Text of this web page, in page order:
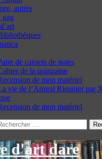
autres
gag
de carnets de notes
de la quinzaine
de mon matériel
vie de l’Amiral Rieunier par
de mon matériel
d'art dare